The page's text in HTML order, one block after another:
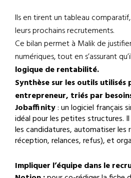
Ils en tirent un tableau
leurs prochains recrutements.
Ce bilan permet à Malik de
numériques, tout en s’assurant
logique de rentabilité.
Synthèse sur les outils
entrepreneur, triés par
Jobaffinity: un logiciel français
idéal pour les petites structures.
les candidatures, automatiser les
réception, relances, refus), et
Impliquer l’équipe dans le